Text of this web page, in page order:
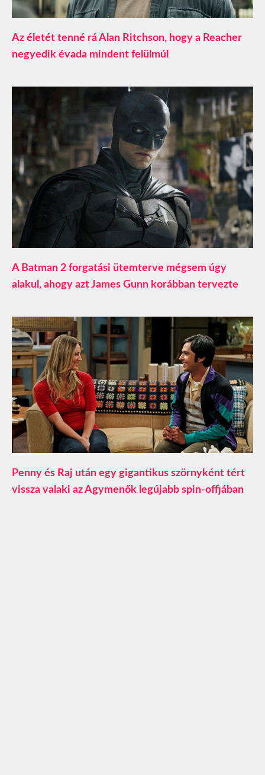
Az életét tenné rá Alan Ritchson, hogy a Reacher
negyedik évada mindent felülmúl
A Batman 2 forgatási ütemterve mégsem úgy
alakul, ahogy azt James Gunn korábban tervezte
Penny és Raj után egy gigantikus szörnyként tért
vissza valaki az Agymenők legújabb spin-offjában